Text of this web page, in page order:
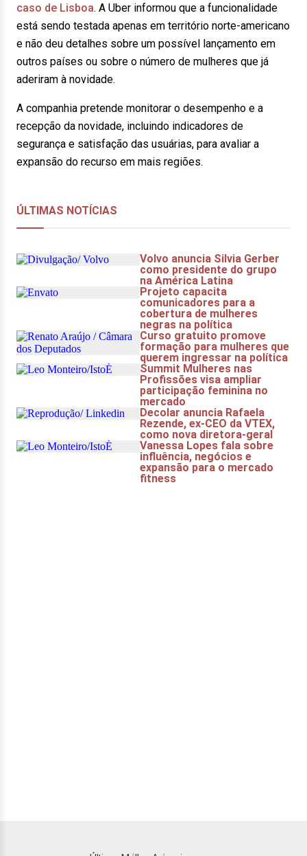
caso de Lisboa. A Uber informou que a funcionalidade
está sendo testada apenas em território norte-americano
e não deu detalhes sobre um possível lançamento em
outros países ou sobre o número de mulheres que já
aderiram à novidade.
A companhia pretende monitorar o desempenho e a
recepção da novidade, incluindo indicadores de
segurança e satisfação das usuárias, para avaliar a
expansão do recurso em mais regiões.